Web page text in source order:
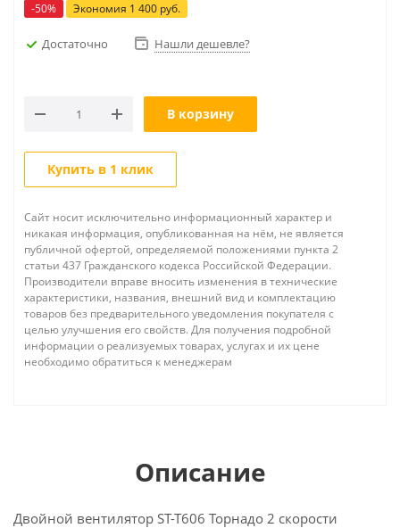
-50% Экономия 1 400 руб.
Достаточно Нашли дешевле?
В корзину
Купить в 1 клик
Сайт носит исключительно информационный характер и
никакая информация, опубликованная на нём, не является
публичной офертой, определяемой положениями пункта 2
статьи 437 Гражданского кодекса Российской Федерации.
Производители вправе вносить изменения в технические
характеристики, названия, внешний вид и комплектацию
товаров без предварительного уведомления покупателя с
целью улучшения его свойств. Для получения подробной
информации о реализуемых товарах, услугах и их цене
необходимо обратиться к менеджерам
Описание
Двойной вентилятор ST-T606 Торнадо 2 скорости